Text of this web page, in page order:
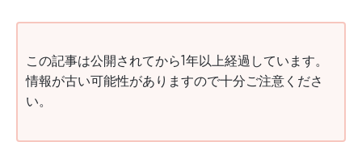
この記事は公開されてから1年以上経過しています。
情報が古い可能性がありますので十分ご注意くださ
い。